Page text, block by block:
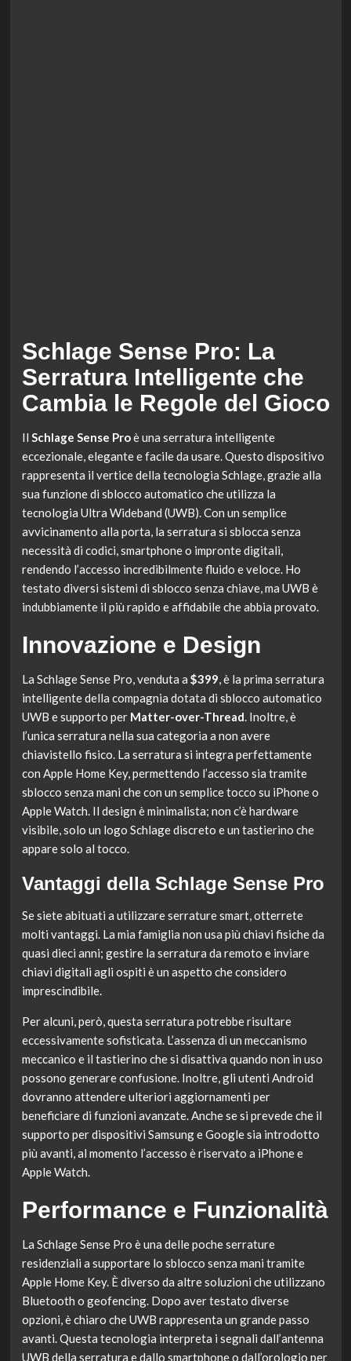
Schlage Sense Pro: La
Serratura Intelligente che
Cambia le Regole del Gioco
Il Schlage Sense Proè una serratura intelligente
eccezionale, elegante e facile da usare. Questo dispositivo
rappresenta il vertice della tecnologia Schlage, grazie alla
sua funzione di sblocco automatico che utilizza la
tecnologia Ultra Wideband (UWB). Con un semplice
avvicinamento alla porta, la serratura si sblocca senza
necessità di codici, smartphone o impronte digitali,
rendendo l’accesso incredibilmente fluido e veloce. Ho
testato diversi sistemi di sblocco senza chiave, ma UWB è
indubbiamente il più rapido e affidabile che abbia provato.
Innovazione e Design
La Schlage Sense Pro, venduta a $399, è la prima serratura
intelligente della compagnia dotata di sblocco automatico
UWB e supporto per Matter-over-Thread. Inoltre, è
l’unica serratura nella sua categoria a non avere
chiavistello fisico. La serratura si integra perfettamente
con Apple Home Key, permettendo l’accesso sia tramite
sblocco senza mani che con un semplice tocco su iPhone o
Apple Watch. Il design è minimalista; non c’è hardware
visibile, solo un logo Schlage discreto e un tastierino che
appare solo al tocco.
Vantaggi della Schlage Sense Pro
Se siete abituati a utilizzare serrature smart, otterrete
molti vantaggi. La mia famiglia non usa più chiavi fisiche da
quasi dieci anni; gestire la serratura da remoto e inviare
chiavi digitali agli ospiti è un aspetto che considero
imprescindibile.
Per alcuni, però, questa serratura potrebbe risultare
eccessivamente sofisticata. L’assenza di un meccanismo
meccanico e il tastierino che si disattiva quando non in uso
possono generare confusione. Inoltre, gli utenti Android
dovranno attendere ulteriori aggiornamenti per
beneficiare di funzioni avanzate. Anche se si prevede che il
supporto per dispositivi Samsung e Google sia introdotto
più avanti, al momento l’accesso è riservato a iPhone e
Apple Watch.
Performance e Funzionalità
La Schlage Sense Pro è una delle poche serrature
residenziali a supportare lo sblocco senza mani tramite
Apple Home Key. È diverso da altre soluzioni che utilizzano
Bluetooth o geofencing. Dopo aver testato diverse
opzioni, è chiaro che UWB rappresenta un grande passo
avanti. Questa tecnologia interpreta i segnali dall’antenna
UWB della serratura e dallo smartphone o dall’orologio per